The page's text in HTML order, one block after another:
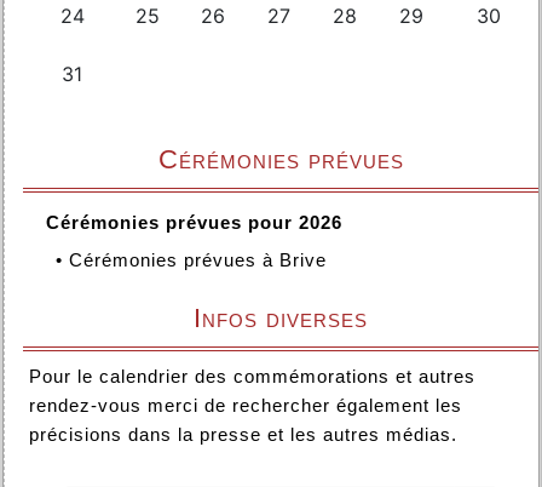
Cérémonies prévues
Cérémonies prévues pour 2026
• Cérémonies prévues à Brive
Infos diverses
Pour le calendrier des commémorations et autres
rendez-vous merci de rechercher également les
précisions dans la presse et les autres médias.